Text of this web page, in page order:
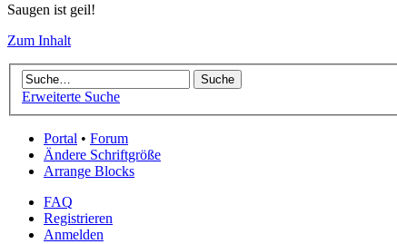
Saugen ist geil!
Zum Inhalt
Erweiterte Suche
Portal • Forum
Ändere Schriftgröße
Arrange Blocks
FAQ
Registrieren
Anmelden